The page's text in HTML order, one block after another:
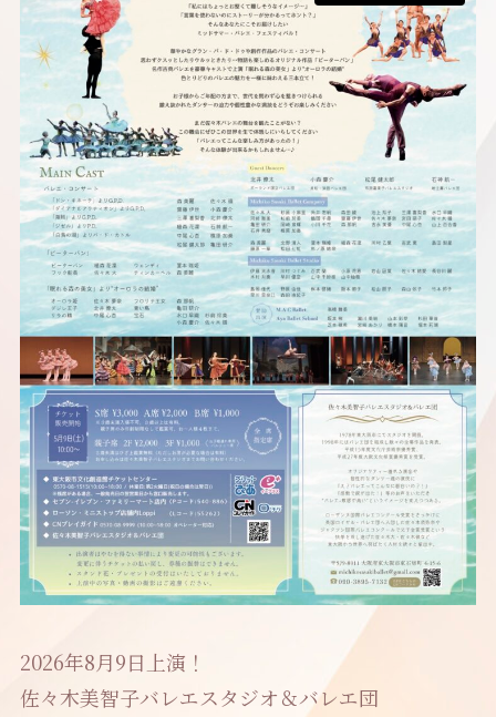
2026年8月9日上演！
佐々木美智子バレエスタジオ＆バレエ団